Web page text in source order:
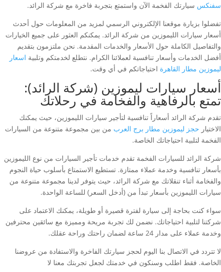
سفنكس سيارتك الفخمة الآن واستمتع بتجربة فاخرة مع شركة الرائد.
تفضلوا بزيارة موقعنا الإلكتروني الرسمي لمزيد من المعلومات حول أحدث
أسعار سيارات الليموزين من شركة الرائد. يمكنكم العثور على جميع الخيارات
والتفاصيل الكاملة حول الأسعار والخدمات المقدمة. نحن ملتزمون بتقديم
أفضل الخدمات وأسعار تنافسية لعملائنا الكرام. نتطلع لخدمتكم وتلبية اسعار
ليموزين مطار القاهرة احتياجاتكم في أي وقت.
أسعار سيارات ليموزين (شركة الرائد):
تمتع بالرفاهية والفخامة في رحلاتك
تقدم شركة الرائد أسعاراً تنافسية لتأجير سيارات الليموزين، حيث يمكنك
الاختيار حجز ليموزين مطار برج العرب من بين مجموعة متنوعة من السيارات
الفخمة لتلبية احتياجاتك الخاصة.
شركة الرائد للسيارات الفخمة تقدم خدمات تأجير السيارات من نوع الليموزين
بأسعار تنافسية وخدمة عملاء ممتازة. تستطيع الاستمتاع بأسلوب حياة النجوم
والفخامة أثناء تنقلاتك مع شركة الرائد، حيث يتوفر لدينا مجموعة متنوعة من
سيارات الليموزين بأسعار تبدأ من (أدخل السعر) للساعة الواحدة.
سواء كنت بحاجة إلى سيارة لفترة قصيرة أو طويلة، يمكنك الاعتماد على
شركتنا لتلبية احتياجاتك. نضمن لك تجربة مريحة ومميزة مع سائقين محترفين
وخدمة عملاء على مدار 24 ساعة لضمان راحتك وراحة عقلك.
لا تتردد في الاتصال بنا اليوم لحجز سيارتك الفاخرة والاستفادة من عروضنا
الخاصة. فقط اطلب وسنكون في خدمتك لجعل تجربتك معنا لا